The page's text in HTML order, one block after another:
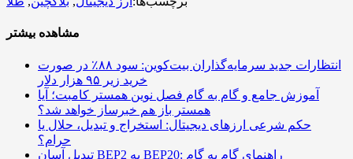
مشاهده بیشتر
انتظارات جدید سرمایه‌گذاران بیت‌کوین: سود ۸۸٪ در صورت
خرید زیر ۹۵ هزار دلار
آموزش جامع و گام به گام فصل نوین همستر کامبت؛ آیا
همستر باز هم خبرساز خواهد شد؟
حکم شرعی ارزهای دیجیتال: استخراج و تبدیل، حلال یا
حرام؟
تبدیل آسان BEP2 به BEP20: راهنمای گام به گام